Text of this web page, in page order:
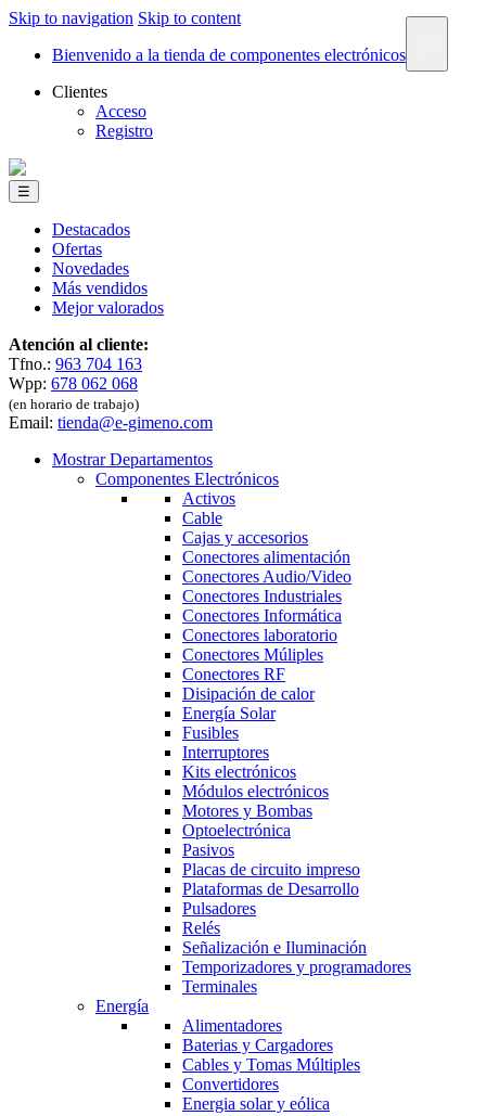
Skip to navigation Skip to content
Bienvenido a la tienda de componentes electrónicos
Clientes
Acceso
Registro
☰
Destacados
Ofertas
Novedades
Más vendidos
Mejor valorados
Atención al cliente:
Tfno.: 963 704 163
Wpp: 678 062 068
(en horario de trabajo)
Email: tienda@e-gimeno.com
Mostrar Departamentos
Componentes Electrónicos
Activos
Cable
Cajas y accesorios
Conectores alimentación
Conectores Audio/Video
Conectores Industriales
Conectores Informática
Conectores laboratorio
Conectores Múliples
Conectores RF
Disipación de calor
Energía Solar
Fusibles
Interruptores
Kits electrónicos
Módulos electrónicos
Motores y Bombas
Optoelectrónica
Pasivos
Placas de circuito impreso
Plataformas de Desarrollo
Pulsadores
Relés
Señalización e Iluminación
Temporizadores y programadores
Terminales
Energía
Alimentadores
Baterias y Cargadores
Cables y Tomas Múltiples
Convertidores
Energia solar y eólica